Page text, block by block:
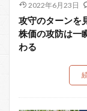
2022年6月23日
攻守のターンを
株価の攻防は一
わる